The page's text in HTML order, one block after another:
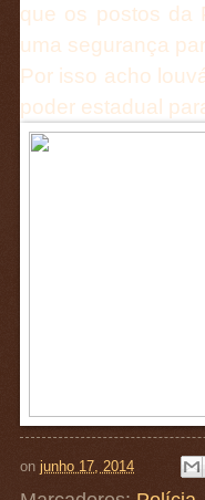
que os postos da
uma segurança
Por isso acho
poder estadual
on junho 17, 2014